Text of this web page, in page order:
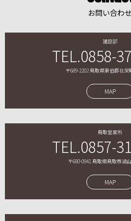
お問い合わせ
建設部
TEL.0858-
〒689-2202 鳥取県東伯郡北栄
MAP
鳥取営業所
TEL.0857-
〒680-0941 鳥取県鳥取市湖
MAP